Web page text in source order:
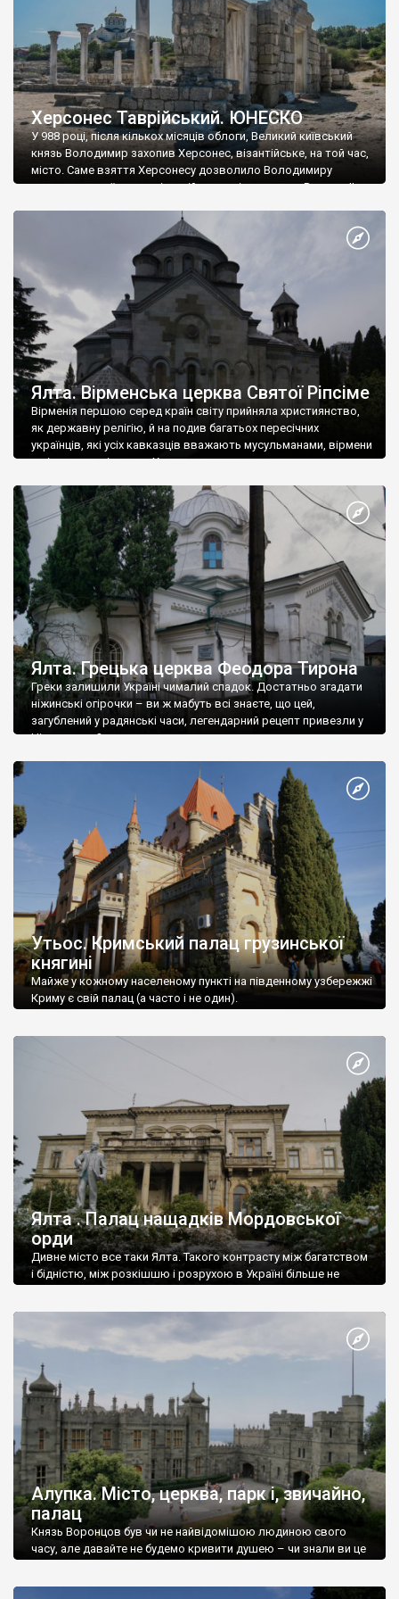
Херсонес Таврійський. ЮНЕСКО
У 988 році, після кількох місяців облоги, Великий київський
князь Володимир захопив Херсонес, візантійське, на той час,
місто. Саме взяття Херсонесу дозволило Володимиру
диктувати свої умови візантійському імператору Василю ІІ, та
Херсонесі Володимир-язичник, став Василем-християнином.
А потім було Хрещення Русі. На честь Херсонесу Таврійського
Ялта. Вірменська церква Святої Ріпсіме
Вірменія першою серед країн світу прийняла християнство,
як державну релігію, й на подив багатьох пересічних
українців, які усіх кавказців вважають мусульманами, вірмени
є відданими вірянами Христа
Ялта. Грецька церква Феодора Тирона
Греки залишили Україні чималий спадок. Достатньо згадати
ніжинські огірочки – ви ж мабуть всі знаєте, що цей,
загублений у радянські часи, легендарний рецепт привезли у
Ніжин греки?
Утьос. Кримський палац грузинської
княгині
Майже у кожному населеному пункті на південному узбережжі
Криму є свій палац (а часто і не один).
Ялта . Палац нащадків Мордовської
орди
Дивне місто все таки Ялта. Такого контрасту між багатством
і бідністю, між розкішшю і розрухою в Україні більше не
Алупка. Місто, церква, парк і, звичайно,
палац
Князь Воронцов був чи не найвідомішою людиною свого
часу, але давайте не будемо кривити душею – чи знали ви це